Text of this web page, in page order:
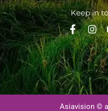
Keep in
Asiavision ©